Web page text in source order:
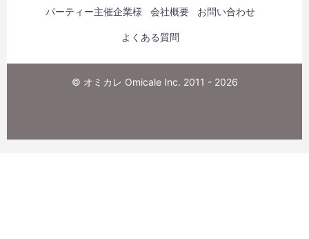
パーティー主催企業様 会社概要 お問い合わせ
よくある質問
© オミカレ Omicale Inc. 2011 - 2026